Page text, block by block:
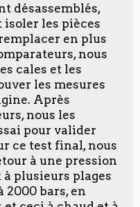
désassemblés,
les pièces
en plus
nous
cales et les
les mesures
Après
nous les
pour valider
ce test final, nous
à une pression
à plusieurs plages
2000 bars, en